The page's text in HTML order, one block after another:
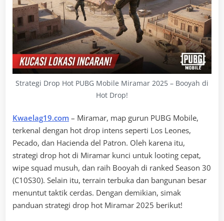
Strategi Drop Hot PUBG Mobile Miramar 2025 – Booyah di
Hot Drop!
Kwaelag19.com – Miramar, map gurun PUBG Mobile,
terkenal dengan hot drop intens seperti Los Leones,
Pecado, dan Hacienda del Patron. Oleh karena itu,
strategi drop hot di Miramar kunci untuk looting cepat,
wipe squad musuh, dan raih Booyah di ranked Season 30
(C10S30). Selain itu, terrain terbuka dan bangunan besar
menuntut taktik cerdas. Dengan demikian, simak
panduan strategi drop hot Miramar 2025 berikut!